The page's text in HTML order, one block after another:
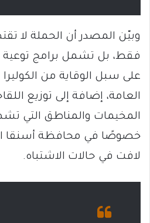
وبيّن المصدر أن الحملة لا
فقط، بل تشمل برامج توعية
على سبل الوقاية من
العامة، إضافة إلى توزيع
المخيمات والمناطق التي
خصوصًا في محافظة أسنقا
لافت في حالات الاشتباه.